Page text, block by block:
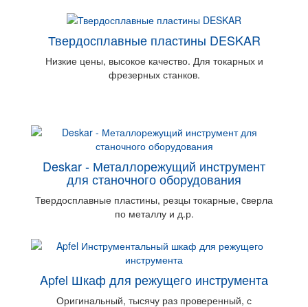
Твердосплавные пластины DESKAR
Низкие цены, высокое качество. Для токарных и
фрезерных станков.
Deskar - Металлорежущий инструмент
для станочного оборудования
Твердосплавные пластины, резцы токарные, cверла
по металлу и д.р.
Apfel Шкаф для режущего инструмента
Оригинальный, тысячу раз проверенный, с